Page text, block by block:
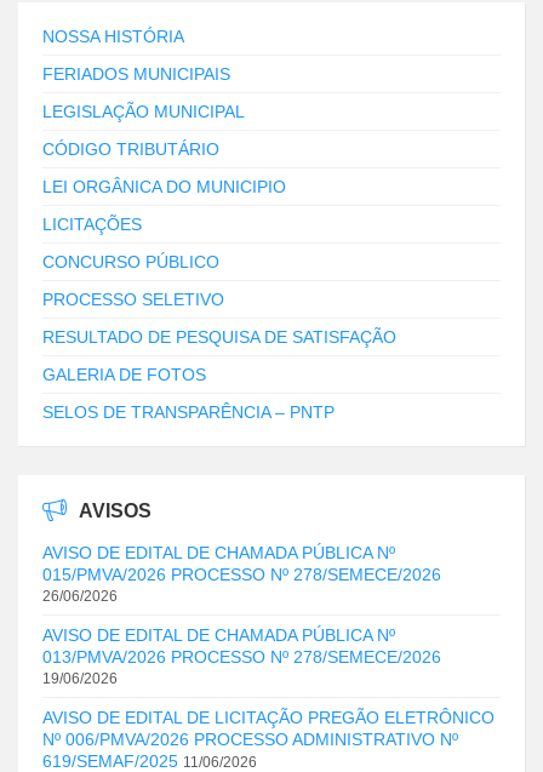
NOSSA HISTÓRIA
FERIADOS MUNICIPAIS
LEGISLAÇÃO MUNICIPAL
CÓDIGO TRIBUTÁRIO
LEI ORGÂNICA DO MUNICIPIO
LICITAÇÕES
CONCURSO PÚBLICO
PROCESSO SELETIVO
RESULTADO DE PESQUISA DE SATISFAÇÃO
GALERIA DE FOTOS
SELOS DE TRANSPARÊNCIA – PNTP
AVISOS
AVISO DE EDITAL DE CHAMADA PÚBLICA Nº
015/PMVA/2026 PROCESSO Nº 278/SEMECE/2026
26/06/2026
AVISO DE EDITAL DE CHAMADA PÚBLICA Nº
013/PMVA/2026 PROCESSO Nº 278/SEMECE/2026
19/06/2026
AVISO DE EDITAL DE LICITAÇÃO PREGÃO ELETRÔNICO
Nº 006/PMVA/2026 PROCESSO ADMINISTRATIVO Nº
619/SEMAF/2025 11/06/2026